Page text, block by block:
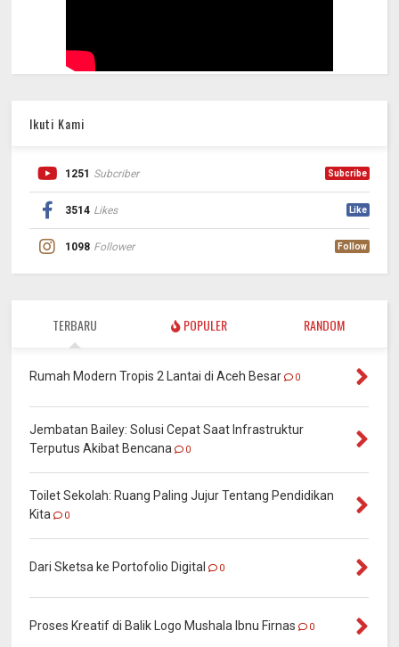
Ikuti Kami
1251 Subcriber Subcribe
3514 Likes Like
1098 Follower Follow
TERBARU POPULER RANDOM
Rumah Modern Tropis 2 Lantai di Aceh Besar 0
Jembatan Bailey: Solusi Cepat Saat Infrastruktur
Terputus Akibat Bencana
0
Toilet Sekolah: Ruang Paling Jujur Tentang Pendidikan
Kita
0
Dari Sketsa ke Portofolio Digital 0
Proses Kreatif di Balik Logo Mushala Ibnu Firnas 0